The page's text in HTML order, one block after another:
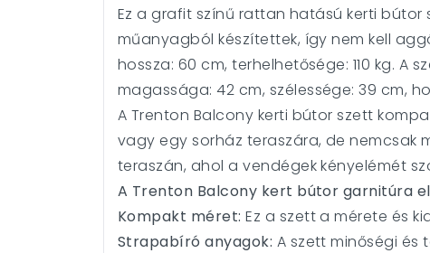
Ez a grafit színű rattan hatású kerti bútor
műanyagból készítettek, így nem kell
hossza: 60 cm, terhelhetősége: 110 kg. A
magassága: 42 cm, szélessége: 39 cm,
A Trenton Balcony kerti bútor szett
vagy egy sorház teraszára, de nemcsak
teraszán, ahol a vendégek kényelémét
A Trenton Balcony kert bútor garnitúra
Kompakt méret:Ez a szett a mérete és
Strapabíró anyagok: A szett minőségi és